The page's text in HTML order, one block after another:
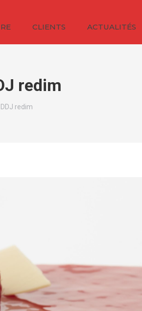
CLIENTS ACTUALITÉS
redim
redim